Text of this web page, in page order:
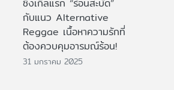
ซิงเกิ้ลแรก “ร้อนสะบัด”
กับแนว Alternative
Reggae เนื้อหาความรักที่
ต้องควบคุมอารมณ์ร้อน!
31 มกราคม 2025